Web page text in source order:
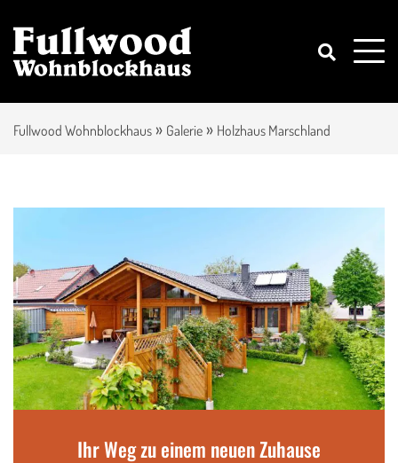
Fullwood Wohnblockhaus » Galerie » Holzhaus Marschland
Ihr Weg zu einem neuen Zuhause